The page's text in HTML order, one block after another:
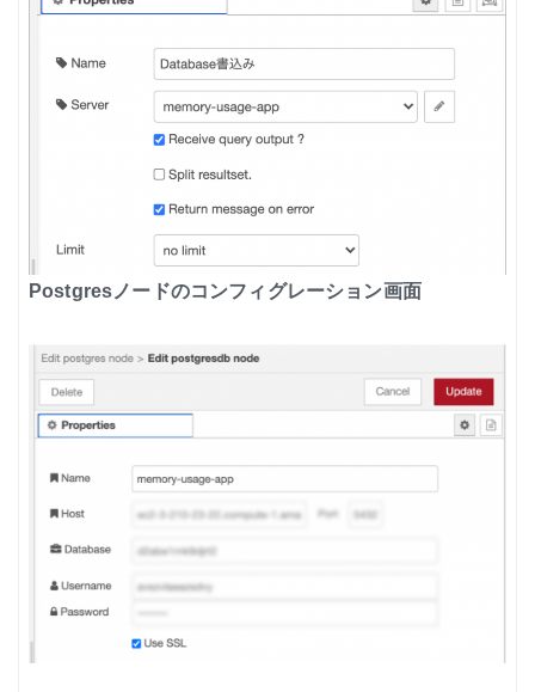
Postgresノードのコンフィグレーション画面